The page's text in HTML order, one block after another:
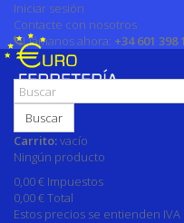
Iniciar sesión
Contacte con nosotros
Llámanos ahora: +34 601 398
Buscar
Carrito:vacío
Ningún producto
0,00 € Impuestos
0,00 €Total
Estos precios se entienden